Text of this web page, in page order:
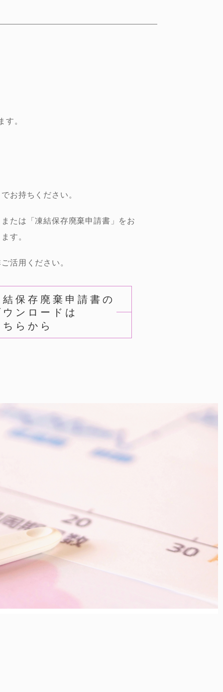
す。
お持ちください。
たは「凍結保存廃棄申請書」をお
す。
活用ください。
結保存廃棄申請書の
ウンロードは
ちらから